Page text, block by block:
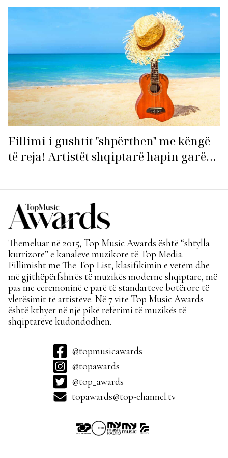
Fillimi i gushtit "shpërthen" me këngë
të reja! Artistët shqiptarë hapin garën
Themeluar në 2015, Top Music Awards është “shtylla
kurrizore” e kanaleve muzikore të Top Media.
Fillimisht me The Top List, klasifikimin e vetëm dhe
më gjithëpërfshirës të muzikës moderne shqiptare, më
pas me ceremoninë e parë të standarteve botërore të
vlerësimit të artistëve. Në 7 vite Top Music Awards
është kthyer në një pikë referimi të muzikës të
shqiptarëve kudondodhen.
@topmusicawards
@topawards
@top_awards
topawards@top-channel.tv